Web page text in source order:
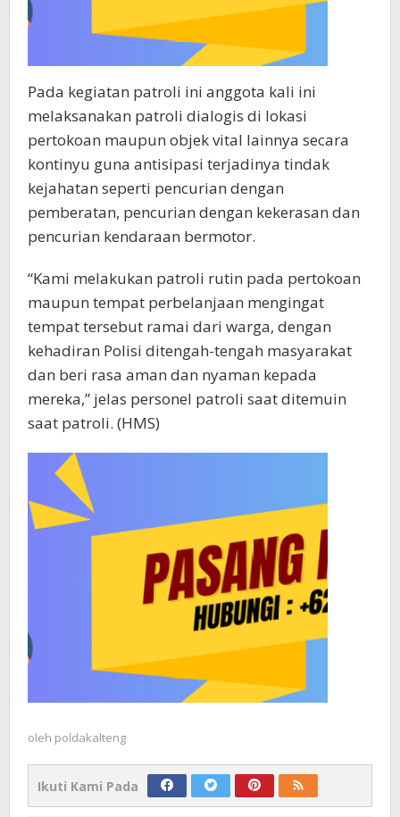
Pada kegiatan patroli ini anggota kali ini
melaksanakan patroli dialogis di lokasi
pertokoan maupun objek vital lainnya secara
kontinyu guna antisipasi terjadinya tindak
kejahatan seperti pencurian dengan
pemberatan, pencurian dengan kekerasan dan
pencurian kendaraan bermotor.
“Kami melakukan patroli rutin pada pertokoan
maupun tempat perbelanjaan mengingat
tempat tersebut ramai dari warga, dengan
kehadiran Polisi ditengah-tengah masyarakat
dan beri rasa aman dan nyaman kepada
mereka,” jelas personel patroli saat ditemuin
saat patroli. (HMS)
oleh poldakalteng
Ikuti Kami Pada